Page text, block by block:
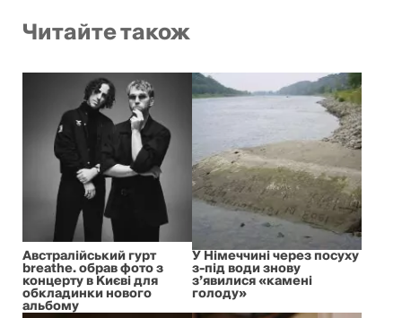
Читайте також
Австралійський гурт
breathe. обрав фото з
концерту в Києві для
обкладинки нового
альбому
У Німеччині через посуху
з-під води знову
з’явилися «камені
голоду»